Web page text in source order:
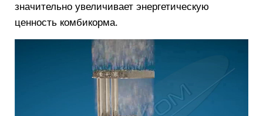
значительно увеличивает энергетическую
ценность комбикорма.